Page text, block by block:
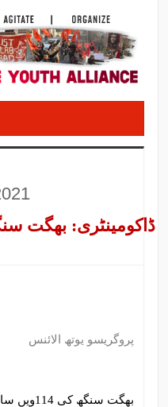
ڈاکومینٹری: بھگت
پروگریسو یوتھ الائنس
بھگت